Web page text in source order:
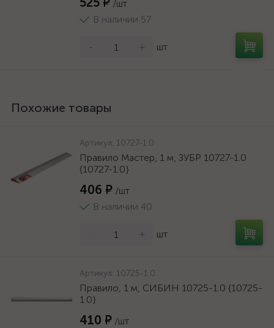
/шт
В наличии 57
- + шт
Похожие товары
Артикул: 10727-1.0
Правило Мастер, 1 м, ЗУБР 10727-1.0
{10727-1.0}
406 ₽ /шт
В наличии 40
+ шт
Артикул: 10725-1.0
Правило, 1 м, СИБИН 10725-1.0 {10725-
1.0}
410 ₽ /шт